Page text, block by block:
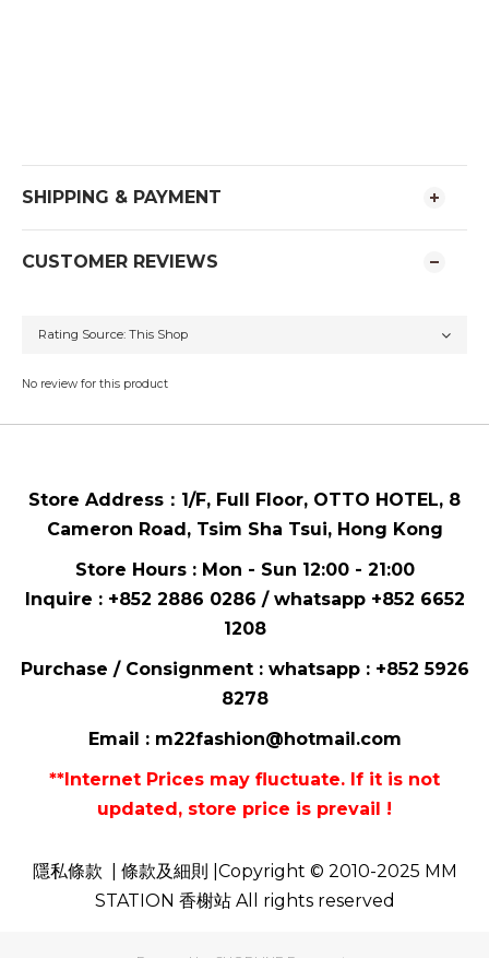
SHIPPING & PAYMENT
CUSTOMER REVIEWS
No review for this product
Store Address： 1/F, Full Floor, OTTO HOTEL, 8
Cameron Road, Tsim Sha Tsui, Hong Kong
Store Hours : Mon - Sun 12:00 - 21:00
Inquire : +852 2886 0286 / whatsapp +852 6652
1208
Purchase / Consignment : whatsapp : +852 5926
8278
Email : m22fashion@hotmail.com
**Internet Prices may fluctuate. If it is not
updated, store price is prevail !
隱私條款
| 條款及細則 |Copyright © 2010-2025 MM
STATION 香榭站 All rights reserved